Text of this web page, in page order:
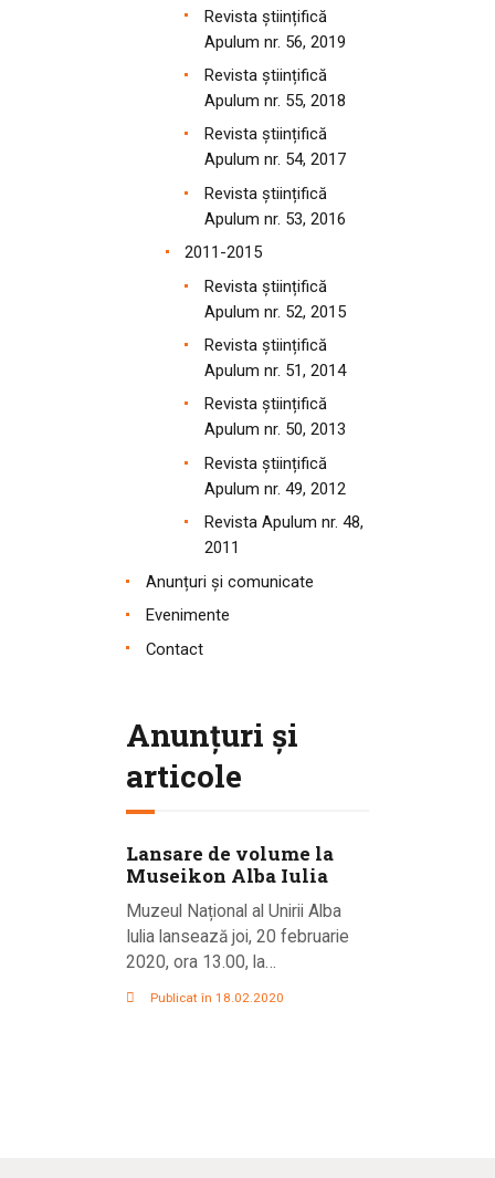
Revista științifică
Apulum nr. 56, 2019
Revista științifică
Apulum nr. 55, 2018
Revista științifică
Apulum nr. 54, 2017
Revista științifică
Apulum nr. 53, 2016
2011-2015
Revista științifică
Apulum nr. 52, 2015
Revista științifică
Apulum nr. 51, 2014
Revista științifică
Apulum nr. 50, 2013
Revista științifică
Apulum nr. 49, 2012
Revista Apulum nr. 48,
2011
Anunțuri și comunicate
Evenimente
Contact
Anunțuri și
articole
Lansare de volume la
Museikon Alba Iulia
Muzeul Național al Unirii Alba
Iulia lansează joi, 20 februarie
2020, ora 13.00, la…
Publicat în 18.02.2020